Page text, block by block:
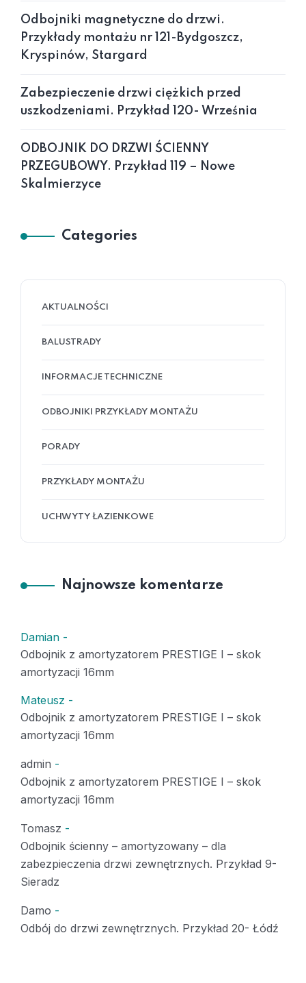
Odbojniki magnetyczne do drzwi.
Przykłady montażu nr 121-Bydgoszcz,
Kryspinów, Stargard
Zabezpieczenie drzwi ciężkich przed
uszkodzeniami. Przykład 120- Września
ODBOJNIK DO DRZWI ŚCIENNY
PRZEGUBOWY. Przykład 119 – Nowe
Skalmierzyce
Categories
AKTUALNOŚCI
BALUSTRADY
INFORMACJE TECHNICZNE
ODBOJNIKI PRZYKŁADY MONTAŻU
PORADY
PRZYKŁADY MONTAŻU
UCHWYTY ŁAZIENKOWE
Najnowsze komentarze
Damian -
Odbojnik z amortyzatorem PRESTIGE I – skok
amortyzacji 16mm
Mateusz -
Odbojnik z amortyzatorem PRESTIGE I – skok
amortyzacji 16mm
admin -
Odbojnik z amortyzatorem PRESTIGE I – skok
amortyzacji 16mm
Tomasz -
Odbojnik ścienny – amortyzowany – dla
zabezpieczenia drzwi zewnętrznych. Przykład 9-
Sieradz
Damo -
Odbój do drzwi zewnętrznych. Przykład 20- Łódź